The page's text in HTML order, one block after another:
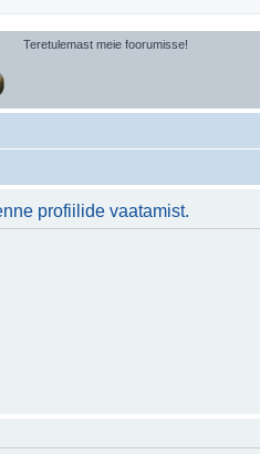
Teretulemast meie foorumisse!
profiilide vaatamist.